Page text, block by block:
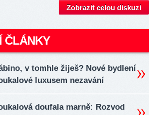
Zobrazit celou diskuzi
ČLÁNKY
v tomhle žiješ? Nové bydlení
luxusem nezavání
doufala marně: Rozvod